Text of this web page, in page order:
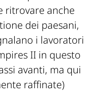
ritrovare anche
dei paesani,
i lavoratori
II in questo
avanti, ma qui
raffinate)